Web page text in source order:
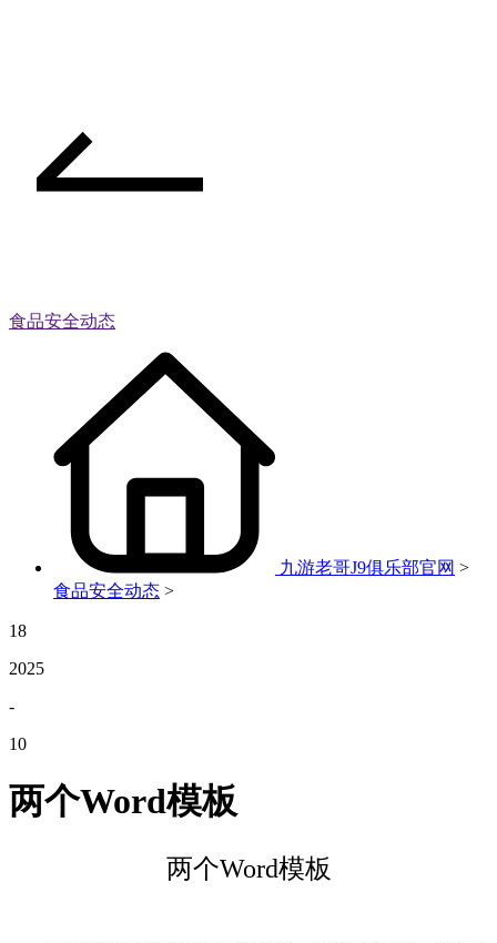
食品安全动态
九游老哥J9俱乐部官网 >
食品安全动态 >
18
2025
-
10
两个Word模板
两个Word模板